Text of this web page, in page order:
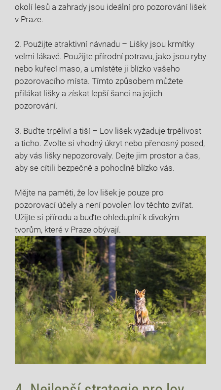
okolí lesů a zahrady jsou ideální pro pozorování lišek
v Praze.
2. Použijte atraktivní návnadu – Lišky jsou krmítky
velmi lákavé. Použijte přírodní potravu, jako jsou ryby
nebo kuřecí maso, a umístěte ji blízko vašeho
pozorovacího místa. Tímto způsobem můžete
přilákat lišky a získat lepší šanci na jejich
pozorování.
3. Buďte trpěliví a tiší – Lov lišek vyžaduje trpělivost
a ticho. Zvolte si vhodný úkryt nebo přenosný posed,
aby vás lišky nepozorovaly. Dejte jim prostor a čas,
aby se cítili bezpečně a pohodlně blízko vás.
Mějte na paměti, že lov lišek je pouze pro
pozorovací účely a není povolen lov těchto zvířat.
Užijte si přírodu a buďte ohleduplní k divokým
tvorům, které v Praze obývají.